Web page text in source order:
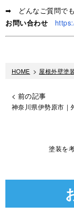
➡ どんなご質問でも
お問い合わせ
HOME > 屋根外壁塗
< 前の記事
神奈川県伊勢原市｜
塗装を